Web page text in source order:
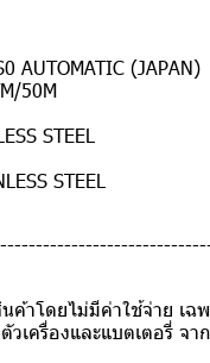
AUTOMATIC (JAPAN)
50M
STEEL
STEEL
าโดยไม่มีค่าใช้จ่าย เฉ
วเครื่องและแบตเตอรี่ จ